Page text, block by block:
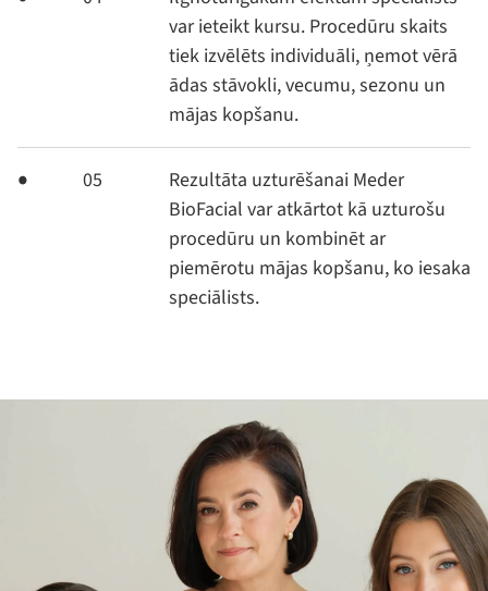
var ieteikt kursu. Procedūru skaits
tiek izvēlēts individuāli, ņemot vērā
ādas stāvokli, vecumu, sezonu un
mājas kopšanu.
05
Rezultāta uzturēšanai Meder
BioFacial var atkārtot kā uzturošu
procedūru un kombinēt ar
piemērotu mājas kopšanu, ko iesaka
speciālists.